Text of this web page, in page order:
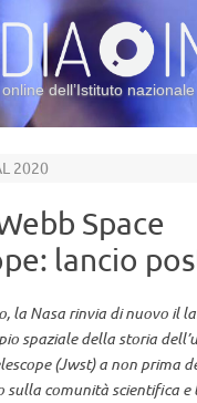
dell’Istituto
2020
Space
lancio
la Nasa rinvia di nuovo il
spaziale della storia
(Jwst) a non prima
sulla comunità scientifica e